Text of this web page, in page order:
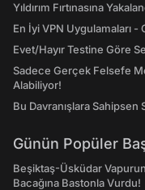
Yıldırım Fırtınasına
En İyi VPN Uygulamaları -
Evet/Hayır Testine Göre
Sadece Gerçek Felsefe
Alabiliyor!
Bu Davranışlara Sahipsen
Günün Popüler
Beşiktaş-Üsküdar
Bacağına Bastonla Vurdu!